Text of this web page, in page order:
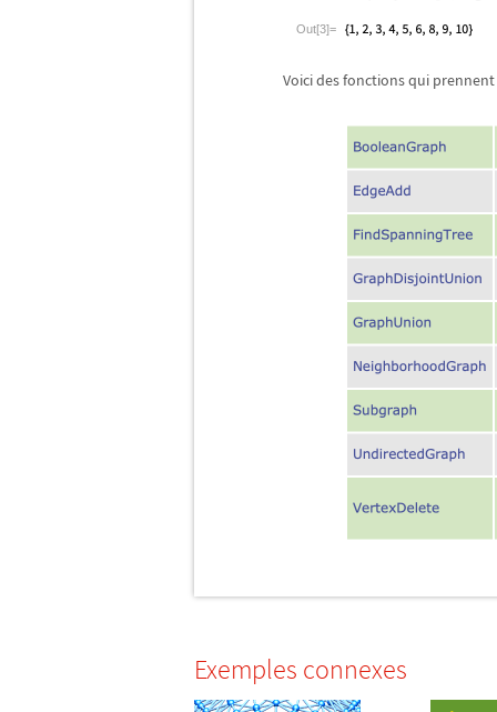
Out[3]=
Voici des fonctions qui
Exemples connexes